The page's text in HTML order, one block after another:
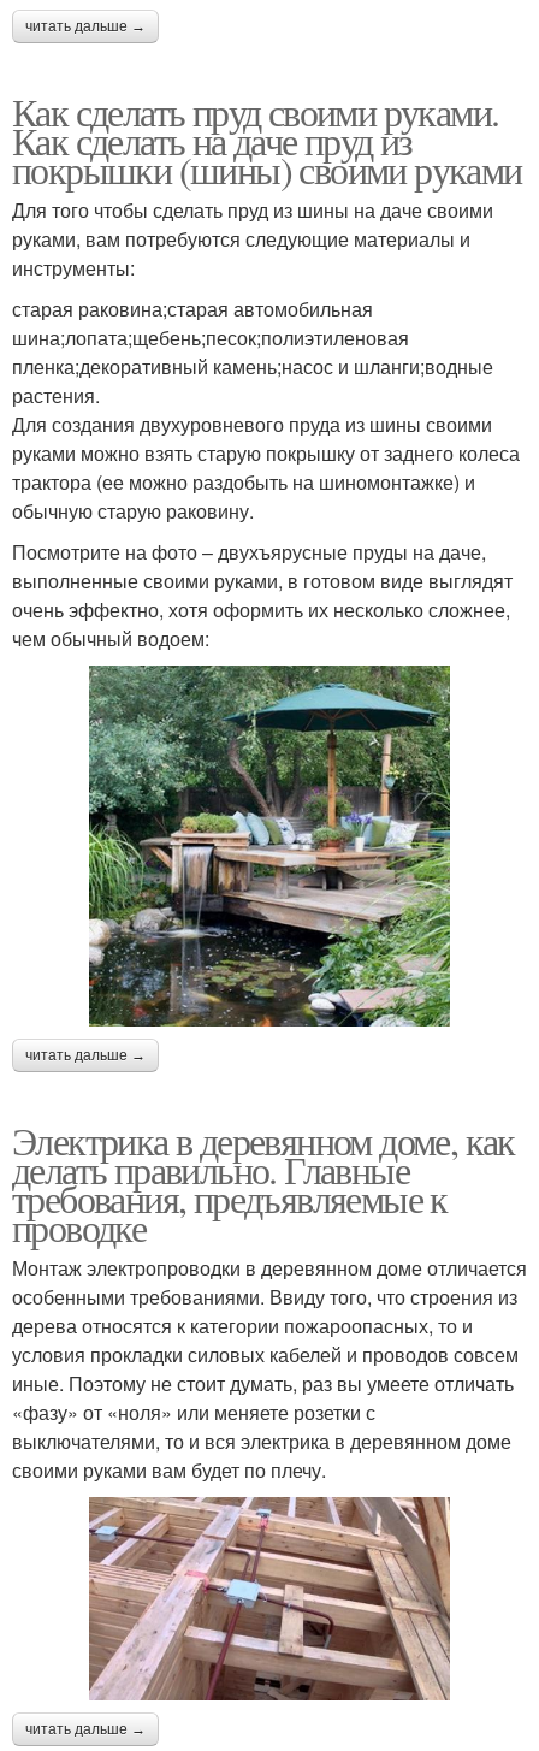
читать дальше →
Как сделать пруд своими руками.
Как сделать на даче пруд из
покрышки (шины) своими руками
Для того чтобы сделать пруд из шины на даче своими
руками, вам потребуются следующие материалы и
инструменты:
старая раковина;старая автомобильная
шина;лопата;щебень;песок;полиэтиленовая
пленка;декоративный камень;насос и шланги;водные
растения.
Для создания двухуровневого пруда из шины своими
руками можно взять старую покрышку от заднего колеса
трактора (ее можно раздобыть на шиномонтажке) и
обычную старую раковину.
Посмотрите на фото – двухъярусные пруды на даче,
выполненные своими руками, в готовом виде выглядят
очень эффектно, хотя оформить их несколько сложнее,
чем обычный водоем:
читать дальше →
Электрика в деревянном доме, как
делать правильно. Главные
требования, предъявляемые к
проводке
Монтаж электропроводки в деревянном доме отличается
особенными требованиями. Ввиду того, что строения из
дерева относятся к категории пожароопасных, то и
условия прокладки силовых кабелей и проводов совсем
иные. Поэтому не стоит думать, раз вы умеете отличать
«фазу» от «ноля» или меняете розетки с
выключателями, то и вся электрика в деревянном доме
своими руками вам будет по плечу.
читать дальше →